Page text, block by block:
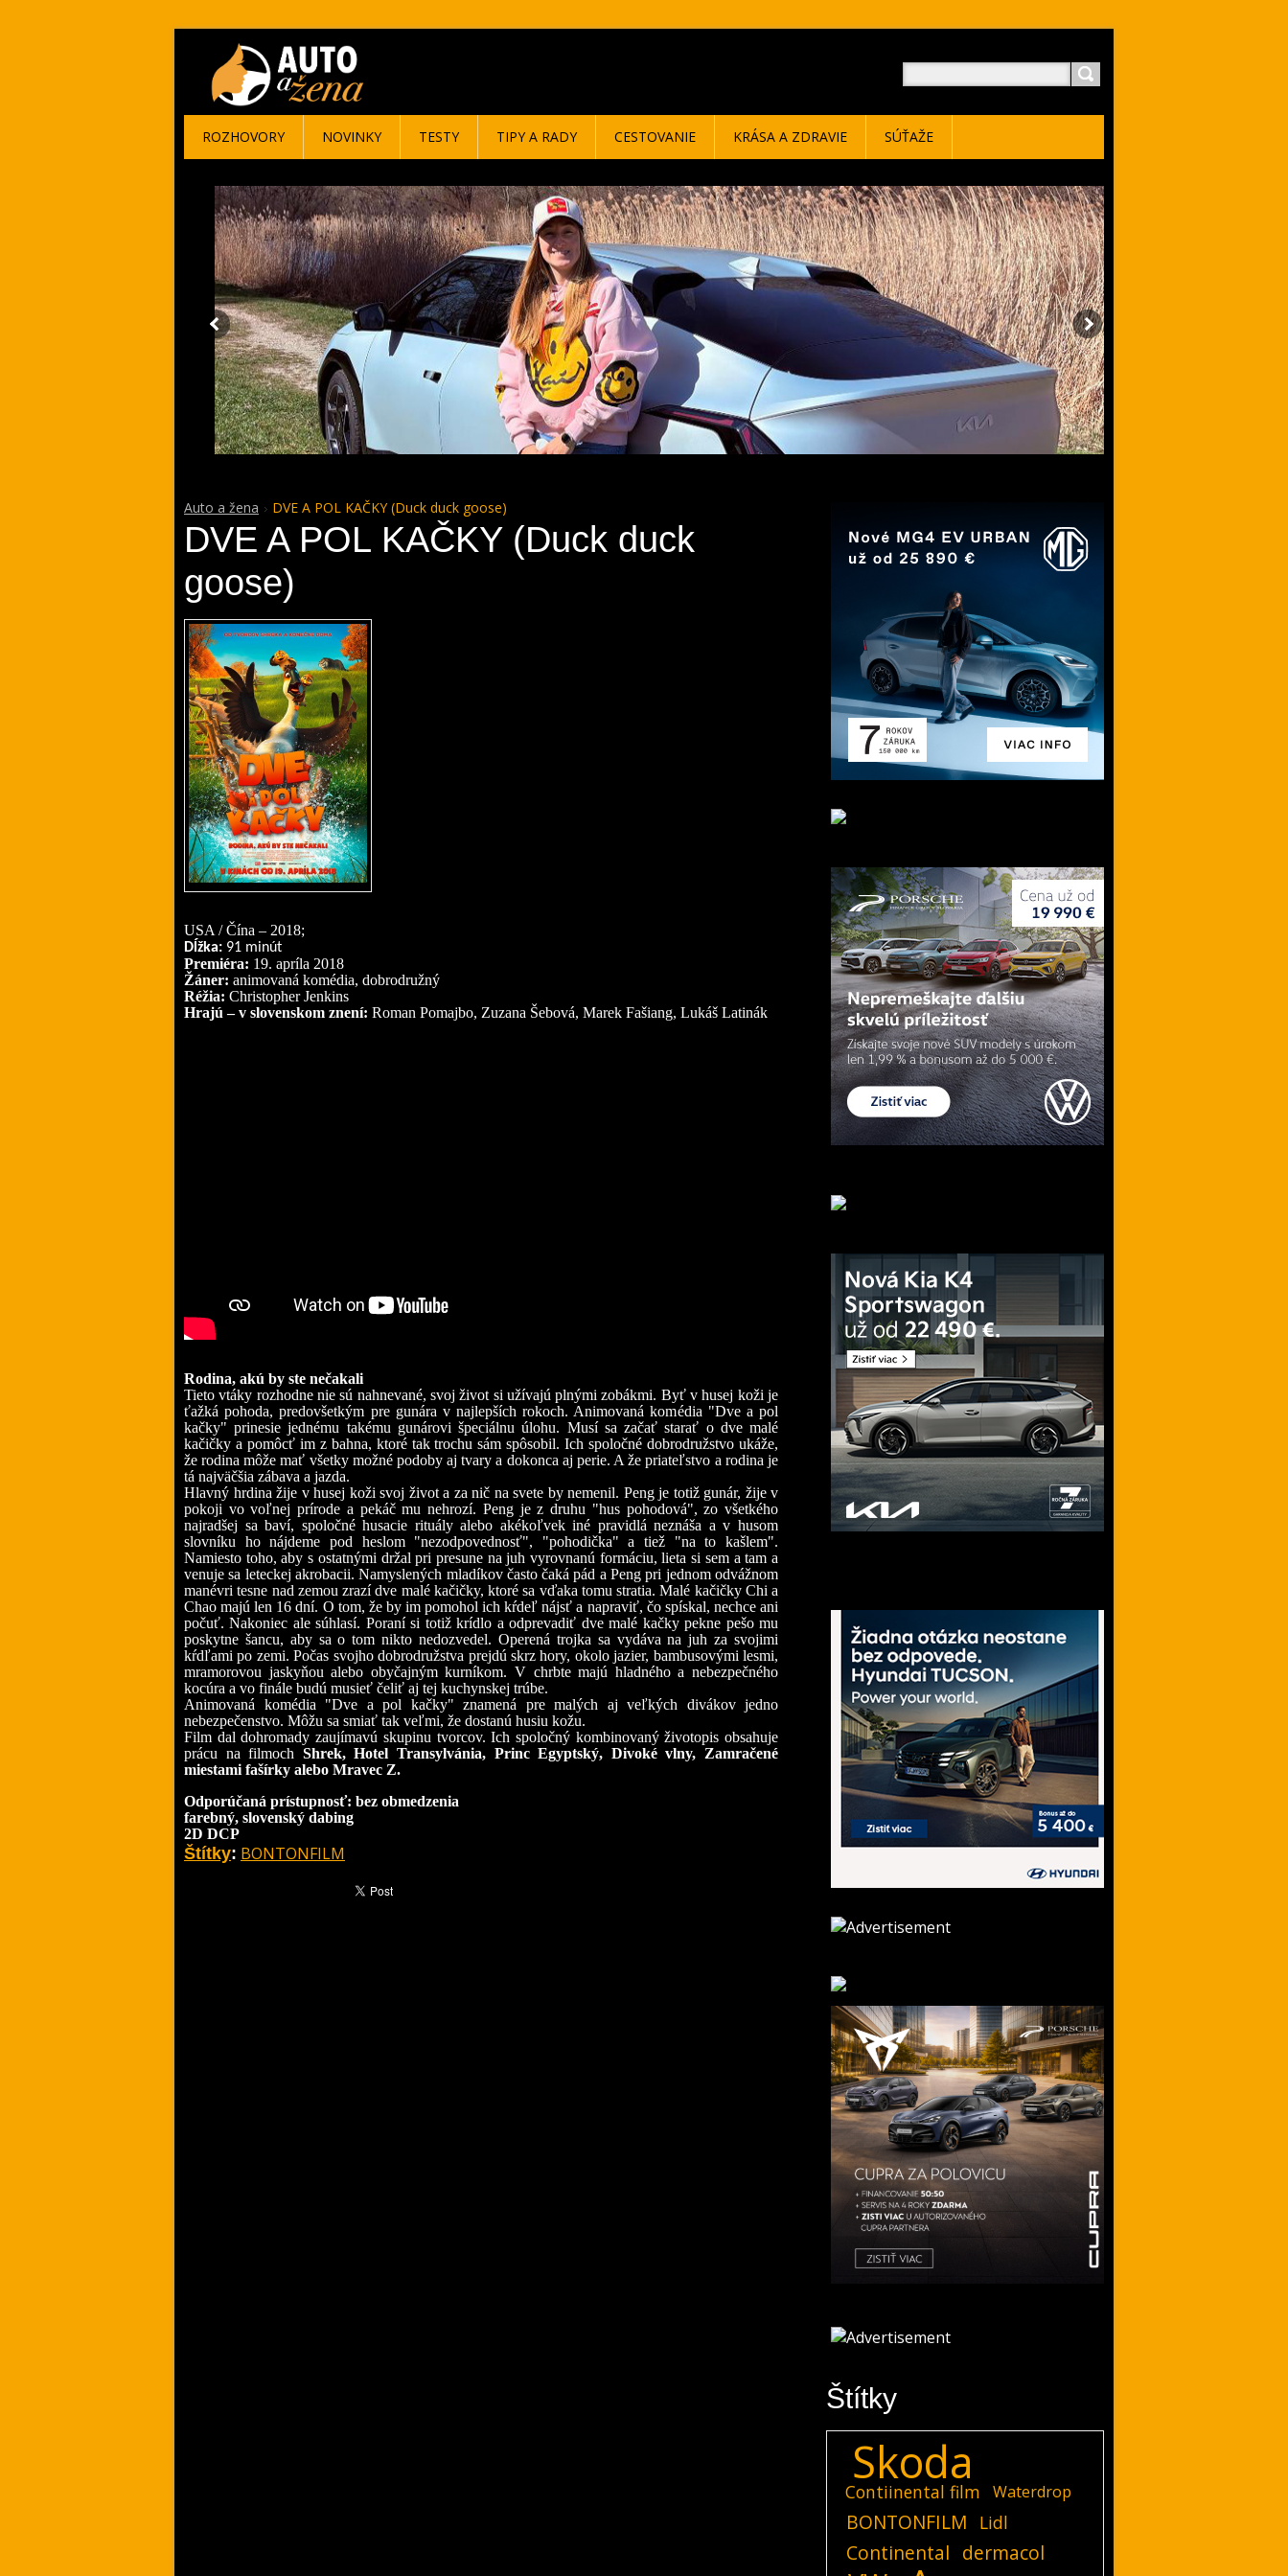
Auto a žena DVE A POL KAČKY (Duck duck goose)
DVE A POL KAČKY (Duck duck
goose)
USA / Čína – 2018;
Dĺžka: 91 minút
Premiéra: 19. apríla 2018
Žáner: animovaná komédia, dobrodružný
Réžia: Christopher Jenkins
Hrajú – v slovenskom znení: Roman Pomajbo, Zuzana Šebová, Marek Fašiang, Lukáš Latinák
Rodina, akú by ste nečakali
Tieto vtáky rozhodne nie sú nahnevané, svoj život si užívajú plnými zobákmi. Byť v husej koži je
ťažká pohoda, predovšetkým pre gunára v najlepších rokoch. Animovaná komédia "Dve a pol
kačky" prinesie jednému takému gunárovi špeciálnu úlohu. Musí sa začať starať o dve malé
kačičky a pomôcť im z bahna, ktoré tak trochu sám spôsobil. Ich spoločné dobrodružstvo ukáže,
že rodina môže mať všetky možné podoby aj tvary a dokonca aj perie. A že priateľstvo a rodina je
tá najväčšia zábava a jazda.
Hlavný hrdina žije v husej koži svoj život a za nič na svete by nemenil. Peng je totiž gunár, žije v
pokoji vo voľnej prírode a pekáč mu nehrozí. Peng je z druhu "hus pohodová", zo všetkého
najradšej sa baví, spoločné husacie rituály alebo akékoľvek iné pravidlá neznáša a v husom
slovníku ho nájdeme pod heslom "nezodpovednosť", "pohodička" a tiež "na to kašlem".
Namiesto toho, aby s ostatnými držal pri presune na juh vyrovnanú formáciu, lieta si sem a tam a
venuje sa leteckej akrobacii. Namyslených mladíkov často čaká pád a Peng pri jednom odvážnom
manévri tesne nad zemou zrazí dve malé kačičky, ktoré sa vďaka tomu stratia. Malé kačičky Chi a
Chao majú len 16 dní. O tom, že by im pomohol ich kŕdeľ nájsť a napraviť, čo spískal, nechce ani
počuť. Nakoniec ale súhlasí. Poraní si totiž krídlo a odprevadiť dve malé kačky pekne pešo mu
poskytne šancu, aby sa o tom nikto nedozvedel. Operená trojka sa vydáva na juh za svojimi
kŕdľami po zemi. Počas svojho dobrodružstva prejdú skrz hory, okolo jazier, bambusovými lesmi,
mramorovou jaskyňou alebo obyčajným kurníkom. V chrbte majú hladného a nebezpečného
kocúra a vo finále budú musieť čeliť aj tej kuchynskej trúbe.
Animovaná komédia "Dve a pol kačky" znamená pre malých aj veľkých divákov jedno
nebezpečenstvo. Môžu sa smiať tak veľmi, že dostanú husiu kožu.
Film dal dohromady zaujímavú skupinu tvorcov. Ich spoločný kombinovaný životopis obsahuje
prácu na filmoch Shrek, Hotel Transylvánia, Princ Egyptský, Divoké vlny, Zamračené
miestami fašírky alebo Mravec Z.
Odporúčaná prístupnosť: bez obmedzenia
farebný, slovenský dabing
2D DCP
Štítky: BONTONFILM
Štítky
Skoda
Contiinental film Waterdrop
BONTONFILM Lidl
Continental dermacol
ROZHOVORY NOVINKY TESTY TIPY A RADY CESTOVANIE KRÁSA A ZDRAVIE SÚŤAŽE